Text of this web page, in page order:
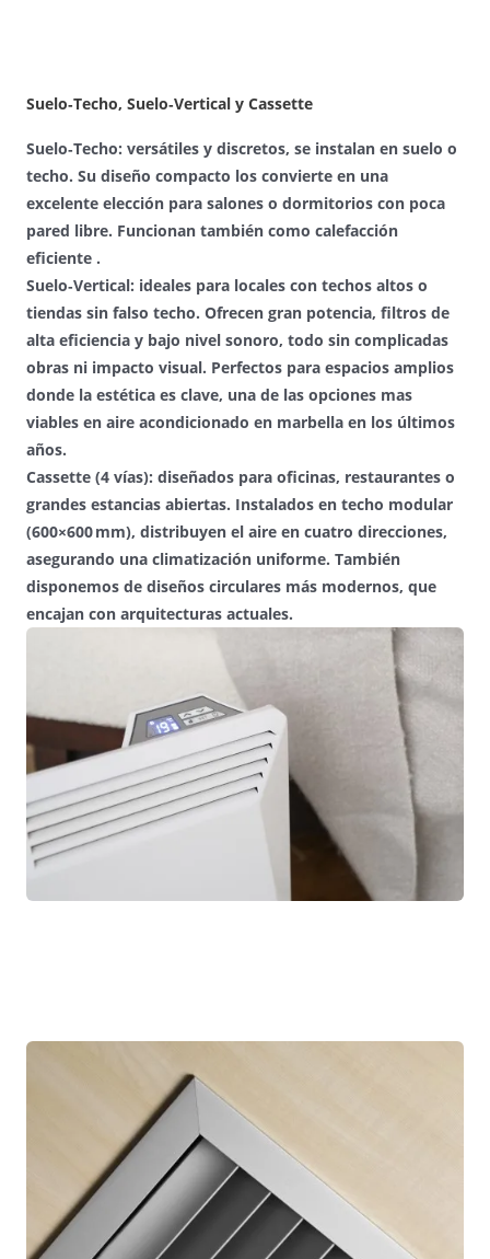
Suelo‑Techo, Suelo‑Vertical y Cassette
Suelo‑Techo: versátiles y discretos, se instalan en suelo o
techo. Su diseño compacto los convierte en una
excelente elección para salones o dormitorios con poca
pared libre. Funcionan también como calefacción
eficiente .
Suelo‑Vertical: ideales para locales con techos altos o
tiendas sin falso techo. Ofrecen gran potencia, filtros de
alta eficiencia y bajo nivel sonoro, todo sin complicadas
obras ni impacto visual. Perfectos para espacios amplios
donde la estética es clave, una de las opciones mas
viables en aire acondicionado en marbella en los últimos
años.
Cassette (4 vías): diseñados para oficinas, restaurantes o
grandes estancias abiertas. Instalados en techo modular
(600×600 mm), distribuyen el aire en cuatro direcciones,
asegurando una climatización uniforme. También
disponemos de diseños circulares más modernos, que
encajan con arquitecturas actuales.